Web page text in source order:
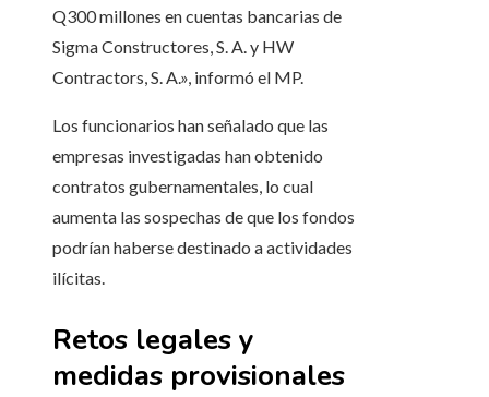
Q300 millones en cuentas bancarias de
Sigma Constructores, S. A. y HW
Contractors, S. A.», informó el MP.
Los funcionarios han señalado que las
empresas investigadas han obtenido
contratos gubernamentales, lo cual
aumenta las sospechas de que los fondos
podrían haberse destinado a actividades
ilícitas.
Retos legales y
medidas provisionales